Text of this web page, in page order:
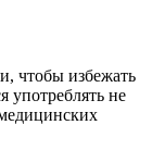
чтобы избежать
употреблять не